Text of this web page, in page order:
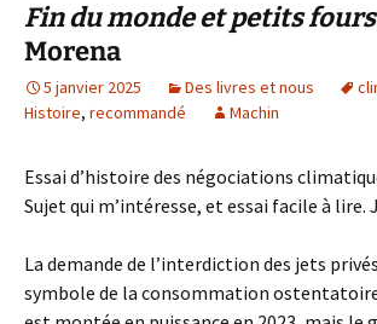
Fin du monde et petits fours
Morena
5 janvier 2025 Des livres et nous
Histoire, recommandé Machin
Essai d’histoire des négociations
Sujet qui m’intéresse, et essai facile à lire.
La demande de l’interdiction des jets
symbole de la consommation